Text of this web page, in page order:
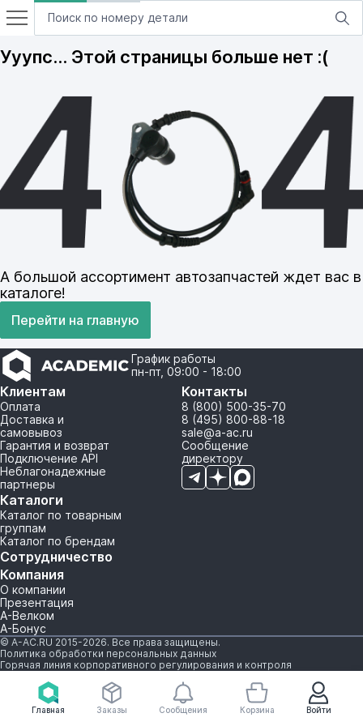
Главная Войти
Заказы Сообщения Корзина
Ууупс… Этой страницы больше нет :(
А большой ассортимент автозапчастей ждет вас в
каталоге!
Перейти на главную
График работы
пн-пт, 09:00 - 18:00
Клиентам
Оплата
Доставка и
самовывоз
Гарантия и возврат
Подключение API
Неблагонадежные
партнеры
Каталоги
Каталог по товарным
группам
Каталог по брендам
Сотрудничество
Компания
О компании
Презентация
А-Велком
А-Бонус
Контакты
8 (800) 500-35-70
8 (495) 800-88-18
sale@a-ac.ru
Сообщение
директору
© A-AC.RU 2015-2026. Все права защищены.
Политика обработки персональных данных
Горячая линия корпоративного регулирования и контроля